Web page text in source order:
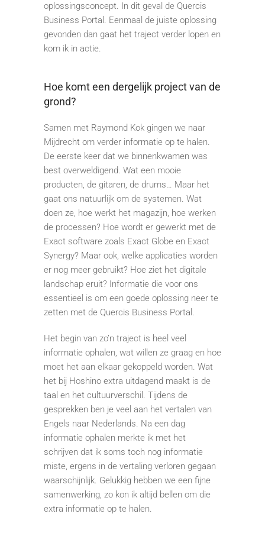
oplossingsconcept. In dit geval de Quercis
Business Portal. Eenmaal de juiste oplossing
gevonden dan gaat het traject verder lopen en
kom ik in actie.
Hoe komt een dergelijk project van de
grond?
Samen met Raymond Kok gingen we naar
Mijdrecht om verder informatie op te halen.
De eerste keer dat we binnenkwamen was
best overweldigend. Wat een mooie
producten, de gitaren, de drums… Maar het
gaat ons natuurlijk om de systemen. Wat
doen ze, hoe werkt het magazijn, hoe werken
de processen? Hoe wordt er gewerkt met de
Exact software zoals Exact Globe en Exact
Synergy? Maar ook, welke applicaties worden
er nog meer gebruikt? Hoe ziet het digitale
landschap eruit? Informatie die voor ons
essentieel is om een goede oplossing neer te
zetten met de Quercis Business Portal.
Het begin van zo’n traject is heel veel
informatie ophalen, wat willen ze graag en hoe
moet het aan elkaar gekoppeld worden. Wat
het bij Hoshino extra uitdagend maakt is de
taal en het cultuurverschil. Tijdens de
gesprekken ben je veel aan het vertalen van
Engels naar Nederlands. Na een dag
informatie ophalen merkte ik met het
schrijven dat ik soms toch nog informatie
miste, ergens in de vertaling verloren gegaan
waarschijnlijk. Gelukkig hebben we een fijne
samenwerking, zo kon ik altijd bellen om die
extra informatie op te halen.